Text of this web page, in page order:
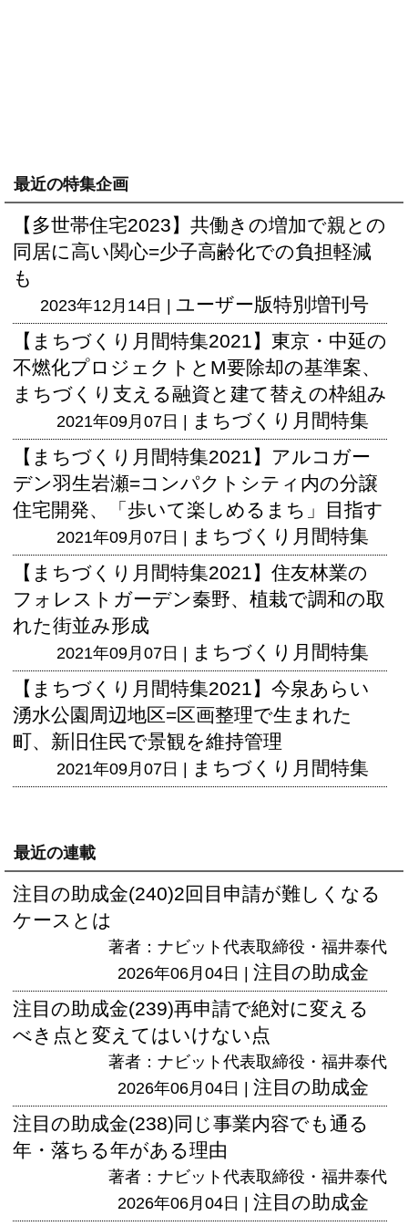
最近の特集企画
【多世帯住宅2023】共働きの増加で親との
同居に高い関心=少子高齢化での負担軽減
も
2023年12月14日 | ユーザー版特別増刊号
【まちづくり月間特集2021】東京・中延の
不燃化プロジェクトとM要除却の基準案、
まちづくり支える融資と建て替えの枠組み
2021年09月07日 | まちづくり月間特集
【まちづくり月間特集2021】アルコガー
デン羽生岩瀬=コンパクトシティ内の分譲
住宅開発、「歩いて楽しめるまち」目指す
2021年09月07日 | まちづくり月間特集
【まちづくり月間特集2021】住友林業の
フォレストガーデン秦野、植栽で調和の取
れた街並み形成
2021年09月07日 | まちづくり月間特集
【まちづくり月間特集2021】今泉あらい
湧水公園周辺地区=区画整理で生まれた
町、新旧住民で景観を維持管理
2021年09月07日 | まちづくり月間特集
最近の連載
注目の助成金(240)2回目申請が難しくなる
ケースとは
著者：ナビット代表取締役・福井泰代
2026年06月04日 | 注目の助成金
注目の助成金(239)再申請で絶対に変える
べき点と変えてはいけない点
著者：ナビット代表取締役・福井泰代
2026年06月04日 | 注目の助成金
注目の助成金(238)同じ事業内容でも通る
年・落ちる年がある理由
著者：ナビット代表取締役・福井泰代
2026年06月04日 | 注目の助成金